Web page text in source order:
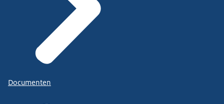
Documenten